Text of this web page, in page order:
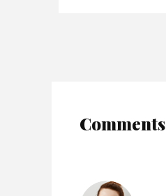
Comments